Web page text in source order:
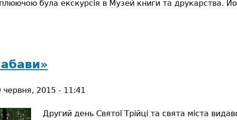
була екскурсія в Музей книги та друкарства.
червня, 2015 - 11:41
Другий день Святої Трійці та свята міста